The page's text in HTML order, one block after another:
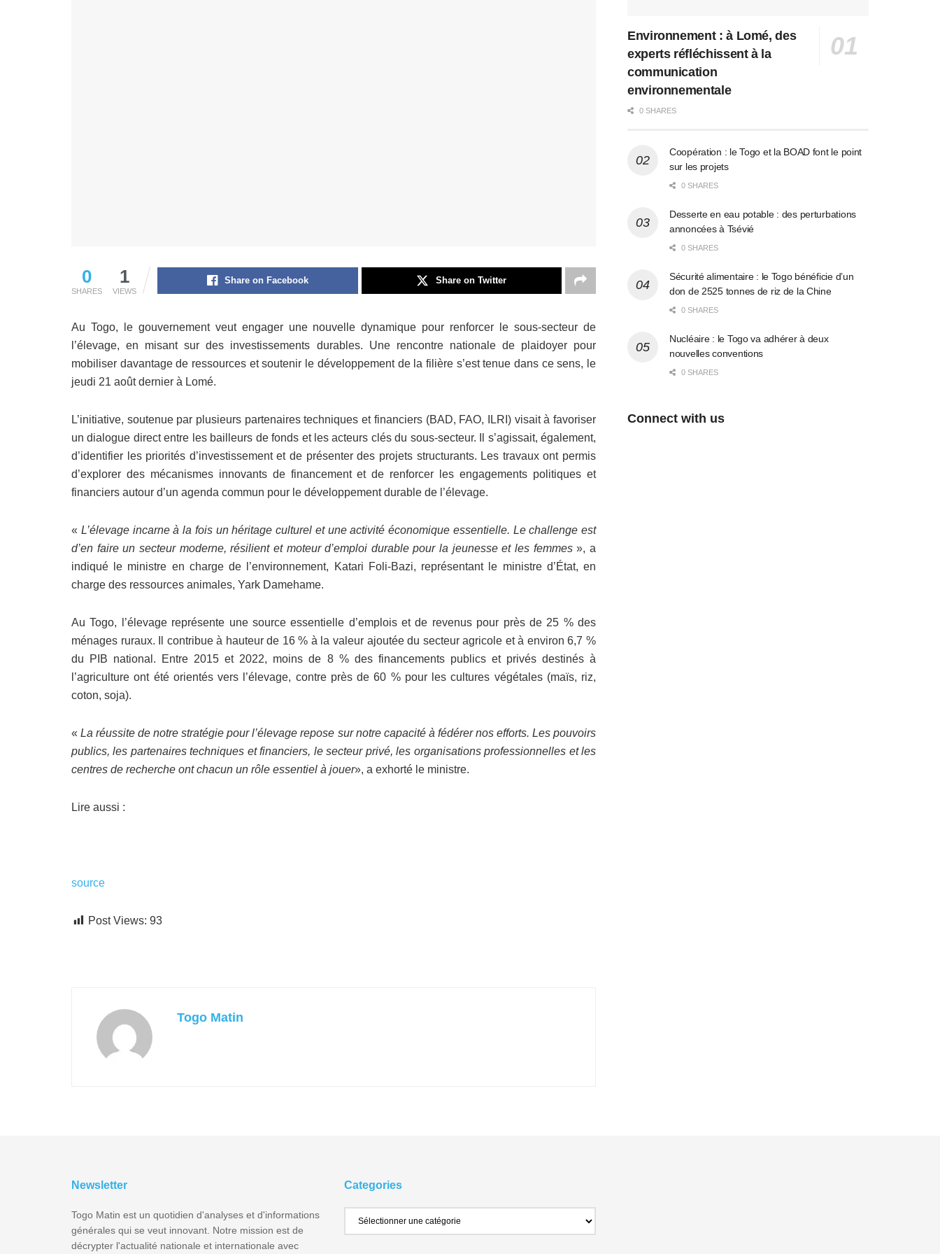
0
SHARES
1
VIEWS
Share on Facebook Share on Twitter
Au Togo, le gouvernement veut engager une nouvelle dynamique pour renforcer le sous-secteur de
l’élevage, en misant sur des investissements durables. Une rencontre nationale de plaidoyer pour
mobiliser davantage de ressources et soutenir le développement de la filière s’est tenue dans ce sens, le
jeudi 21 août dernier à Lomé.
L’initiative, soutenue par plusieurs partenaires techniques et financiers (BAD, FAO, ILRI) visait à favoriser
un dialogue direct entre les bailleurs de fonds et les acteurs clés du sous-secteur. Il s’agissait, également,
d’identifier les priorités d’investissement et de présenter des projets structurants. Les travaux ont permis
d’explorer des mécanismes innovants de financement et de renforcer les engagements politiques et
financiers autour d’un agenda commun pour le développement durable de l’élevage.
« L’élevage incarne à la fois un héritage culturel et une activité économique essentielle. Le challenge est
d’en faire un secteur moderne, résilient et moteur d’emploi durable pour la jeunesse et les femmes», a
indiqué le ministre en charge de l’environnement, Katari Foli-Bazi, représentant le ministre d’État, en
charge des ressources animales, Yark Damehame.
Au Togo, l’élevage représente une source essentielle d’emplois et de revenus pour près de 25 % des
ménages ruraux. Il contribue à hauteur de 16 % à la valeur ajoutée du secteur agricole et à environ 6,7 %
du PIB national. Entre 2015 et 2022, moins de 8 % des financements publics et privés destinés à
l’agriculture ont été orientés vers l’élevage, contre près de 60 % pour les cultures végétales (maïs, riz,
coton, soja).
«La réussite de notre stratégie pour l’élevage repose sur notre capacité à fédérer nos efforts. Les pouvoirs
publics, les partenaires techniques et financiers, le secteur privé, les organisations professionnelles et les
centres de recherche ont chacun un rôle essentiel à jouer», a exhorté le ministre.
Lire aussi :
source
Post Views: 93
Togo Matin
Environnement : à Lomé, des
experts réfléchissent à la
communication
environnementale
0 SHARES
Coopération : le Togo et la BOAD font le point
sur les projets
0 SHARES
Desserte en eau potable : des perturbations
annoncées à Tsévié
0 SHARES
Sécurité alimentaire : le Togo bénéficie d’un
don de 2525 tonnes de riz de la Chine
0 SHARES
Nucléaire : le Togo va adhérer à deux
nouvelles conventions
0 SHARES
Connect with us
Newsletter
Togo Matin est un quotidien d'analyses et d'informations
générales qui se veut innovant. Notre mission est de
décrypter l'actualité nationale et internationale avec
Categories